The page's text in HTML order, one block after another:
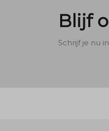
Blijf
Schrijf je nu